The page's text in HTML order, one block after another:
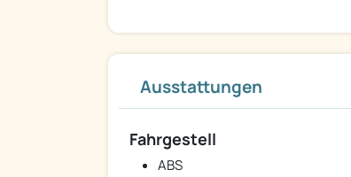
Ausstattungen
Fahrgestell
ABS